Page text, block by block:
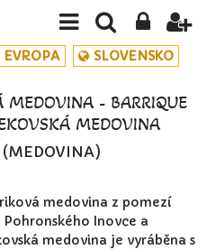
EVROPA
SLOVENSKO
MEDOVINA - BARRIQUE
MEDOVINA
(MEDOVINA)
medovina z pomezí
Pohronského Inovce a
medovina je vyráběna s